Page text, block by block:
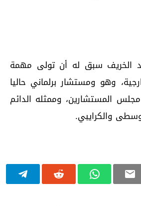
الخريف سبق له أن تولى مهمة
وهو ومستشار برلماني حاليا
المستشارين، وممثله الدائم
والكرايبي.